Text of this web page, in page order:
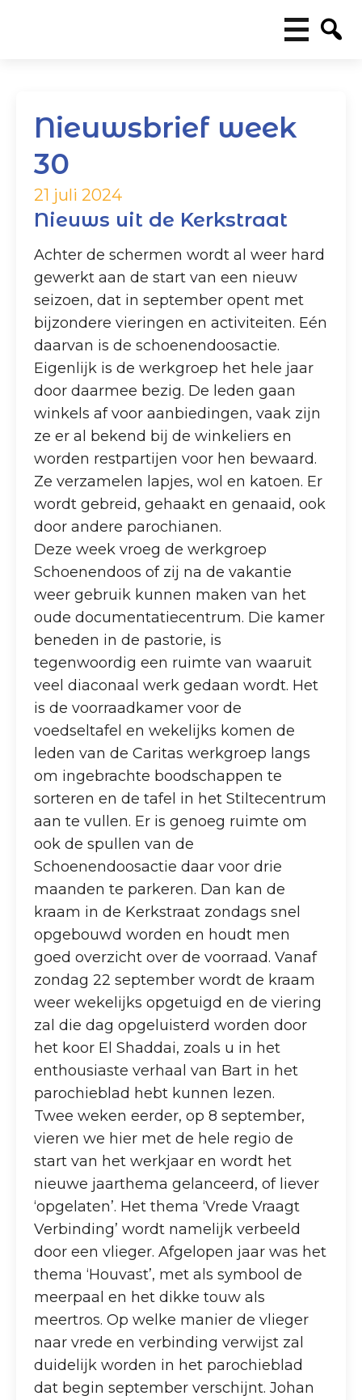
Nieuwsbrief week
30
21 juli 2024
Nieuws uit de Kerkstraat
Achter de schermen wordt al weer hard
gewerkt aan de start van een nieuw
seizoen, dat in september opent met
bijzondere vieringen en activiteiten. Eén
daarvan is de schoenendoosactie.
Eigenlijk is de werkgroep het hele jaar
door daarmee bezig. De leden gaan
winkels af voor aanbiedingen, vaak zijn
ze er al bekend bij de winkeliers en
worden restpartijen voor hen bewaard.
Ze verzamelen lapjes, wol en katoen. Er
wordt gebreid, gehaakt en genaaid, ook
door andere parochianen.
Deze week vroeg de werkgroep
Schoenendoos of zij na de vakantie
weer gebruik kunnen maken van het
oude documentatiecentrum. Die kamer
beneden in de pastorie, is
tegenwoordig een ruimte van waaruit
veel diaconaal werk gedaan wordt. Het
is de voorraadkamer voor de
voedseltafel en wekelijks komen de
leden van de Caritas werkgroep langs
om ingebrachte boodschappen te
sorteren en de tafel in het Stiltecentrum
aan te vullen. Er is genoeg ruimte om
ook de spullen van de
Schoenendoosactie daar voor drie
maanden te parkeren. Dan kan de
kraam in de Kerkstraat zondags snel
opgebouwd worden en houdt men
goed overzicht over de voorraad. Vanaf
zondag 22 september wordt de kraam
weer wekelijks opgetuigd en de viering
zal die dag opgeluisterd worden door
het koor El Shaddai, zoals u in het
enthousiaste verhaal van Bart in het
parochieblad hebt kunnen lezen.
Twee weken eerder, op 8 september,
vieren we hier met de hele regio de
start van het werkjaar en wordt het
nieuwe jaarthema gelanceerd, of liever
‘opgelaten’. Het thema ‘Vrede Vraagt
Verbinding’ wordt namelijk verbeeld
door een vlieger. Afgelopen jaar was het
thema ‘Houvast’, met als symbool de
meerpaal en het dikke touw als
meertros. Op welke manier de vlieger
naar vrede en verbinding verwijst zal
duidelijk worden in het parochieblad
dat begin september verschijnt. Johan